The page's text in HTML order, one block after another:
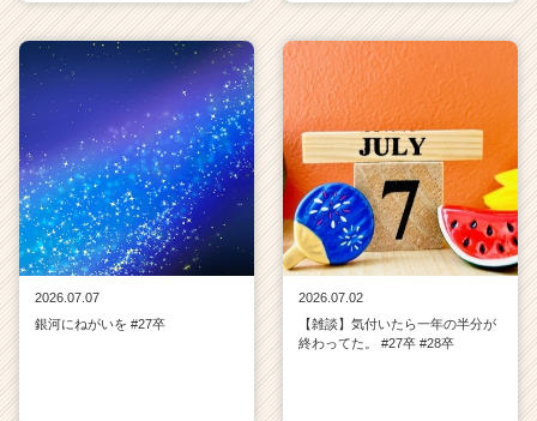
2026.07.07
銀河にねがいを #27卒
2026.07.02
【雑談】気付いたら一年の半分が
終わってた。 #27卒 #28卒